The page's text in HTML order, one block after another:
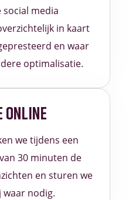
media
in kaart
en waar
optimalisatie.
ONLINE
we tijdens een
30 minuten de
en sturen we
nodig.